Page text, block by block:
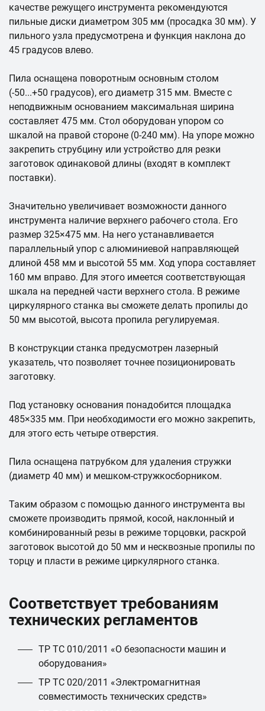
качестве режущего инструмента рекомендуются
пильные диски диаметром 305 мм (просадка 30 мм). У
пильного узла предусмотрена и функция наклона до
45 градусов влево.
Пила оснащена поворотным основным столом
(-50...+50 градусов), его диаметр 315 мм. Вместе с
неподвижным основанием максимальная ширина
составляет 475 мм. Стол оборудован упором со
шкалой на правой стороне (0-240 мм). На упоре можно
закрепить струбцину или устройство для резки
заготовок одинаковой длины (входят в комплект
поставки).
Значительно увеличивает возможности данного
инструмента наличие верхнего рабочего стола. Его
размер 325×475 мм. На него устанавливается
параллельный упор с алюминиевой направляющей
длиной 458 мм и высотой 55 мм. Ход упора составляет
160 мм вправо. Для этого имеется соответствующая
шкала на передней части верхнего стола. В режиме
циркулярного станка вы сможете делать пропилы до
50 мм высотой, высота пропила регулируемая.
В конструкции станка предусмотрен лазерный
указатель, что позволяет точнее позиционировать
заготовку.
Под установку основания понадобится площадка
485×335 мм. При необходимости его можно закрепить,
для этого есть четыре отверстия.
Пила оснащена патрубком для удаления стружки
(диаметр 40 мм) и мешком-стружкосборником.
Таким образом с помощью данного инструмента вы
сможете производить прямой, косой, наклонный и
комбинированный резы в режиме торцовки, раскрой
заготовок высотой до 50 мм и несквозные пропилы по
торцу и пласти в режиме циркулярного станка.
Соответствует требованиям
технических регламентов
ТР ТС 010/2011 «О безопасности машин и
оборудования»
ТР ТС 020/2011 «Электромагнитная
совместимость технических средств»